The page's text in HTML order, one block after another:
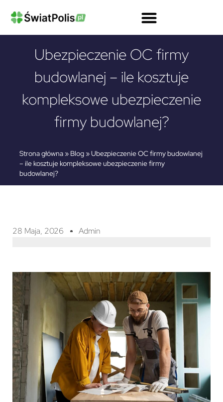
Ubezpieczenie OC firmy
budowlanej – ile kosztuje
kompleksowe ubezpieczenie
firmy budowlanej?
Strona główna » Blog »Ubezpieczenie OC firmy budowlanej
– ile kosztuje kompleksowe ubezpieczenie firmy
budowlanej?
28 Maja, 2026 Admin